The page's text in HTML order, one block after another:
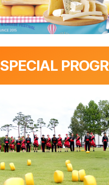
세계문화공연단(10) → 치즈
주민참여 퍼레이드 : 신청에 의
구간 별 정지 후 공연 진행으로
시계탑 광장 / 메인무대
10월 8일 10일 12일
1. 사회자 경매 이벤트 : 퀴즈
2. 임실N치즈 상품 설명을 위
3. 경매금액이 원가를 초과할
SPECIAL